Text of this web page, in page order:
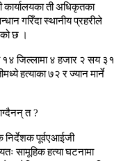
कार्यालयकातीअधिकृतका
गरिँदास्थानीयप्रहरीले
छ ।
१४ जिल्लामा ४ हजार २ सय ३१
हत्याका७२ रज्यानमार्ने
त?
निर्देशकपूर्वएआईजी
सामूहिकहत्याघटनामा